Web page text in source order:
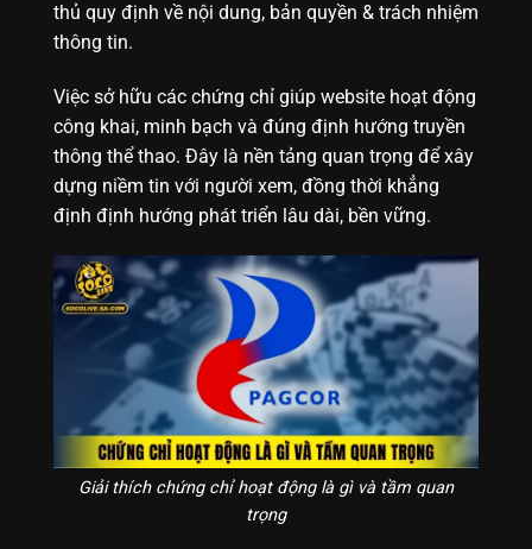
thủ quy định về nội dung, bản quyền & trách nhiệm
thông tin.
Việc sở hữu các chứng chỉ giúp website hoạt động
công khai, minh bạch và đúng định hướng truyền
thông thể thao. Đây là nền tảng quan trọng để xây
dựng niềm tin với người xem, đồng thời khẳng
định định hướng phát triển lâu dài, bền vững.
Giải thích chứng chỉ hoạt động là gì và tầm quan
trọng